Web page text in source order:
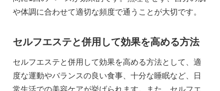
や体調に合わせて適切な頻度で通うことが大切です。
セルフエステと併用して効果を高める方法
セルフエステと併用して効果を高める方法として、適
度な運動やバランスの良い食事、十分な睡眠など、日
常生活での美容ケアが挙げられます。また、セルフエ